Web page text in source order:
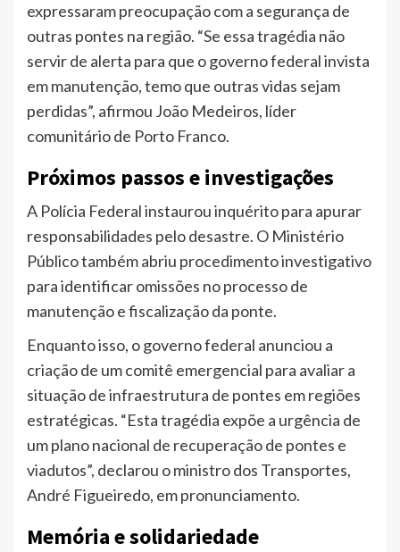
expressaram preocupação com a segurança de
outras pontes na região. “Se essa tragédia não
servir de alerta para que o governo federal invista
em manutenção, temo que outras vidas sejam
perdidas”, afirmou João Medeiros, líder
comunitário de Porto Franco.
Próximos passos e investigações
A Polícia Federal instaurou inquérito para apurar
responsabilidades pelo desastre. O Ministério
Público também abriu procedimento investigativo
para identificar omissões no processo de
manutenção e fiscalização da ponte.
Enquanto isso, o governo federal anunciou a
criação de um comitê emergencial para avaliar a
situação de infraestrutura de pontes em regiões
estratégicas. “Esta tragédia expõe a urgência de
um plano nacional de recuperação de pontes e
viadutos”, declarou o ministro dos Transportes,
André Figueiredo, em pronunciamento.
Memória e solidariedade